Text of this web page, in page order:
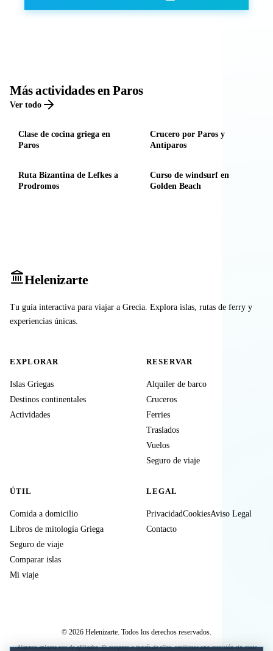
Más actividades en Paros
Ver todo
Clase de cocina griega en
Paros
Crucero por Paros y
Antíparos
Ruta Bizantina de Lefkes a
Prodromos
Curso de windsurf en
Golden Beach
Helenizarte
Tu guía interactiva para viajar a Grecia. Explora islas, rutas de ferry y
experiencias únicas.
EXPLORAR
Islas Griegas
Destinos continentales
Actividades
RESERVAR
Alquiler de barco
Cruceros
Ferries
Traslados
Vuelos
Seguro de viaje
ÚTIL
Comida a domicilio
Libros de mitología Griega
Seguro de viaje
Comparar islas
Mi viaje
LEGAL
PrivacidadCookiesAviso Legal
Contacto
© 2026 Helenizarte. Todos los derechos reservados.
Algunos enlaces son de afiliados. Si compras a través de ellos, recibimos una comisión sin coste